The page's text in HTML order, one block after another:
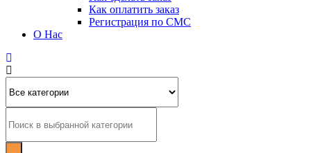
Как оплатить заказ
Регистрация по СМС
О Нас